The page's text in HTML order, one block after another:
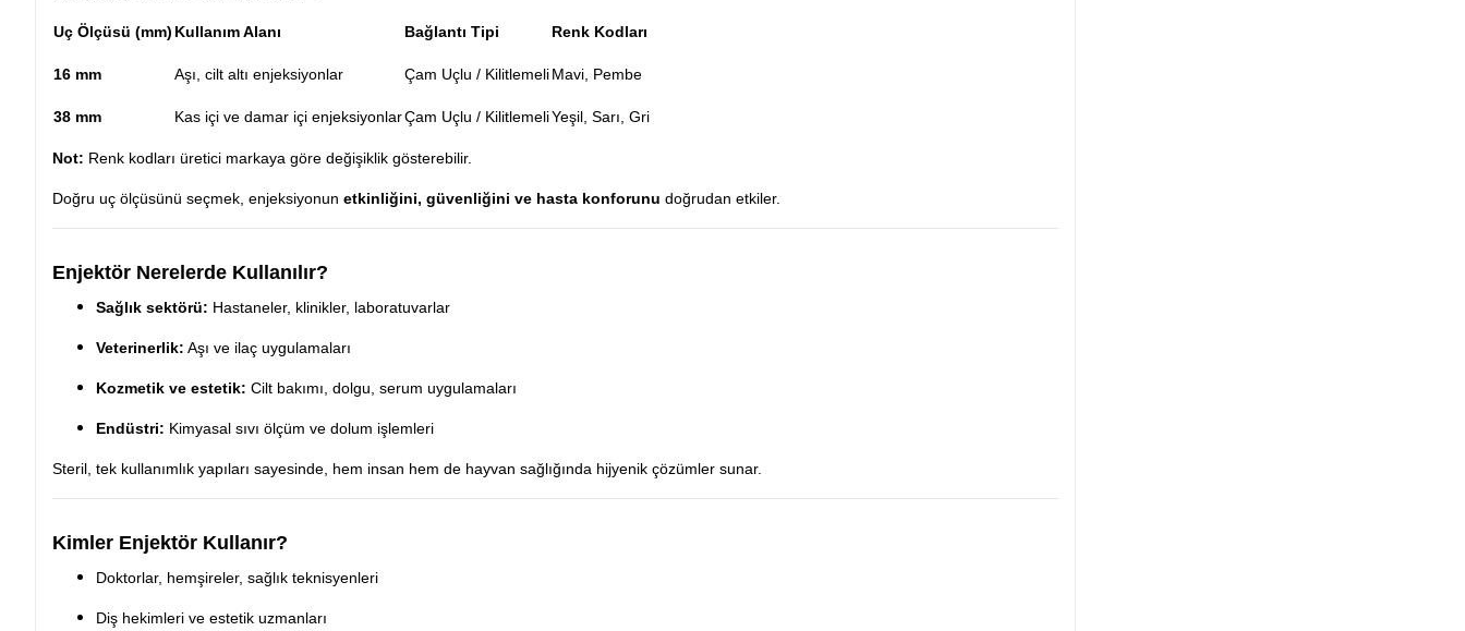
Uç Ölçüsü (mm) Kullanım Alanı Bağlantı Tipi Renk Kodları
16 mm Aşı, cilt altı enjeksiyonlar Çam Uçlu / KilitlemeliMavi, Pembe
38 mm Kas içi ve damar içi enjeksiyonlarÇam Uçlu / KilitlemeliYeşil, Sarı, Gri
Not: Renk kodları üretici markaya göre değişiklik gösterebilir.
Doğru uç ölçüsünü seçmek, enjeksiyonun etkinliğini, güvenliğini ve hasta konforunu doğrudan etkiler.
Enjektör Nerelerde Kullanılır?
Sağlık sektörü: Hastaneler, klinikler, laboratuvarlar
Veterinerlik: Aşı ve ilaç uygulamaları
Kozmetik ve estetik: Cilt bakımı, dolgu, serum uygulamaları
Endüstri: Kimyasal sıvı ölçüm ve dolum işlemleri
Steril, tek kullanımlık yapıları sayesinde, hem insan hem de hayvan sağlığında hijyenik çözümler sunar.
Kimler Enjektör Kullanır?
Doktorlar, hemşireler, sağlık teknisyenleri
Diş hekimleri ve estetik uzmanları